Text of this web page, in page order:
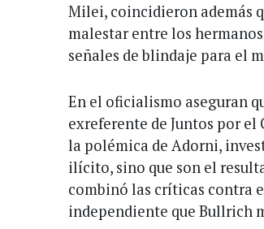
Milei, coincidieron además
malestar entre los
señales de blindaje para el
En el oficialismo aseguran
exreferente de Juntos por
la polémica de Adorni,
ilícito, sino que son el
combinó las críticas contra
independiente que Bullrich